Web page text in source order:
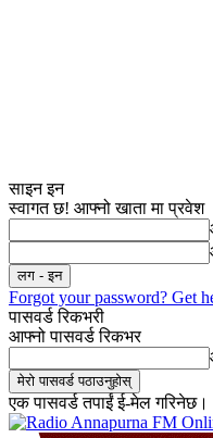
साइन इन
स्वागत छ! आफ्नो खाता मा प्रवेश
Forgot your password? Get
पासवर्ड रिकभरी
आफ्नो पासवर्ड रिकभर
एक पासवर्ड तपाईं ई-मेल गरिनेछ।